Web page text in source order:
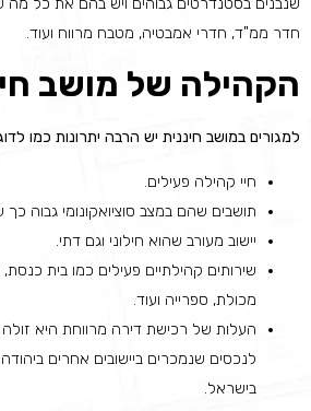
חדר ממ"ד, חדרי אמבטיה, מטבח מרווח ועוד.
הקהילה של מושב
למגורים במושב חיננית יש הרבה יתרונות כמו
חיי קהילה פעילים.
תושבים שהם במצב סוציואקונומי גבוה כך
יישוב מעורב שהוא חילוני וגם דתי.
שירותים קהילתיים פעילים כמו בית כנסת,
מכולת, ספרייה ועוד.
העלות של רכישת דירה מרווחת היא זולה
לנכסים שנמכרים ביישובים אחרים ביהודה
בישראל.